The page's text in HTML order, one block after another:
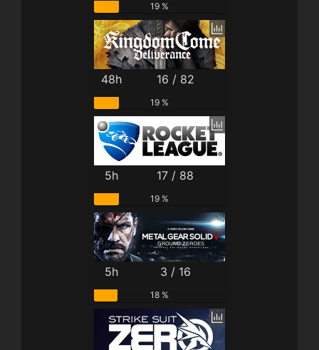
19 %
48h 16 / 82
19 %
5h 17 / 88
19 %
5h 3 / 16
18 %